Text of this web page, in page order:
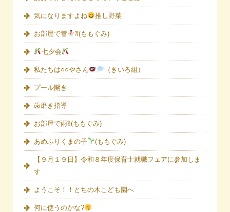
気になりますよね 推し野菜
お部屋で雪 ⁈(ももぐみ)
七夕会
私たちは○○やさん （きいろ組）
プール開き
歯磨き指導
お部屋で雨⁈(ももぐみ)
あめふりくまの子 (ももぐみ)
【９月１９日】令和８年度保育士就職フェアに参加しま
す
ようこそ！！とちの木こども園へ
何に使うのかな?